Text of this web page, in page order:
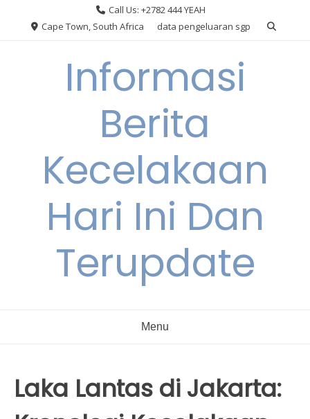
Call Us: +2782 444 YEAH
Cape Town, South Africa
data pengeluaran sgp
Informasi
Berita
Kecelakaan
Hari Ini Dan
Terupdate
Menu
Laka Lantas di Jakarta: